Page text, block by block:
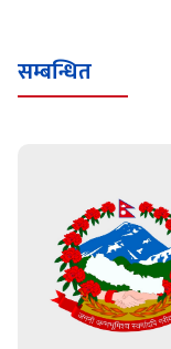
सम्बन्धित